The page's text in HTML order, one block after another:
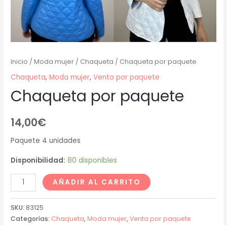
Inicio /Moda mujer / Chaqueta / Chaqueta por paquete
Chaqueta,Moda mujer,Venta por paquete
Chaqueta por paquete
14,00€
Paquete 4 unidades
Disponibilidad: 80 disponibles
AÑADIR AL CARRITO
SKU: 83125
Categorías: Chaqueta, Moda mujer,Venta por paquete